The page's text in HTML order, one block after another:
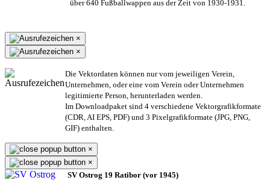
über 640 Fußballwappen aus der Zeit von 1930-1931.
×
×
Die Vektordaten können nur vom jeweiligen Verein,
Unternehmen, oder eine vom Verein oder Unternehmen
legitimierte Person, herunterladen werden.
Im Downloadpaket sind 4 verschiedene Vektorgrafikformate
(CDR, AI EPS, PDF) und 3 Pixelgrafikformate (JPG, PNG,
GIF) enthalten.
×
×
SV Ostrog 19 Ratibor (vor 1945)